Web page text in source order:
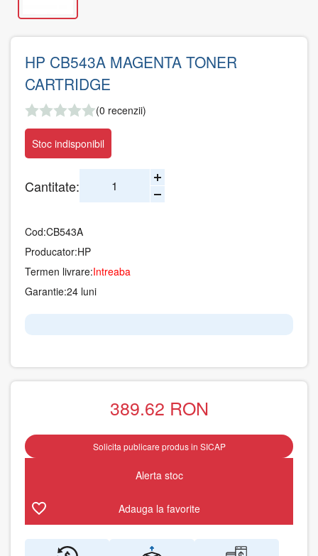
HP CB543A MAGENTA TONER
CARTRIDGE
(0 recenzii)
Stoc indisponibil
Cantitate:
Cod:CB543A
Producator:HP
Termen livrare:Intreaba
Garantie:24 luni
389.62 RON
Solicita publicare produs in SICAP
Alerta stoc
Adauga la favorite